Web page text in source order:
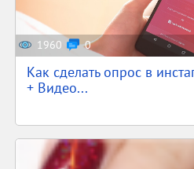
1960 0
Как сделать опрос в
+ Видео...